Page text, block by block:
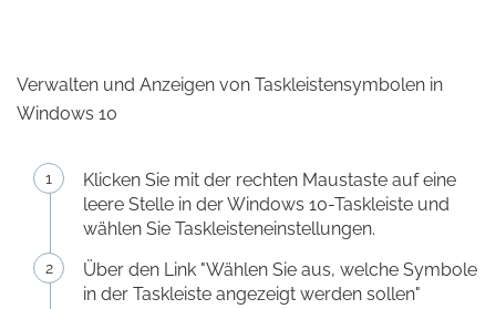
Verwalten und Anzeigen von Taskleistensymbolen in
Windows 10
Klicken Sie mit der rechten Maustaste auf eine
leere Stelle in der Windows 10-Taskleiste und
wählen Sie Taskleisteneinstellungen.
Über den Link "Wählen Sie aus, welche Symbole
in der Taskleiste angezeigt werden sollen"